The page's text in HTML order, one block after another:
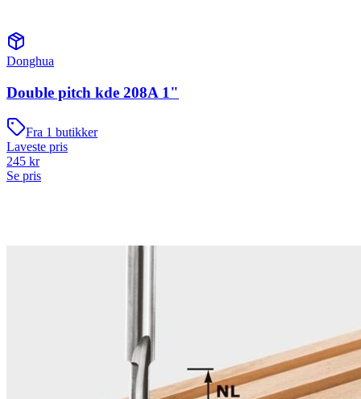
Donghua
Double pitch kde 208A 1"
Fra 1 butikker
Laveste pris
245 kr
Se pris